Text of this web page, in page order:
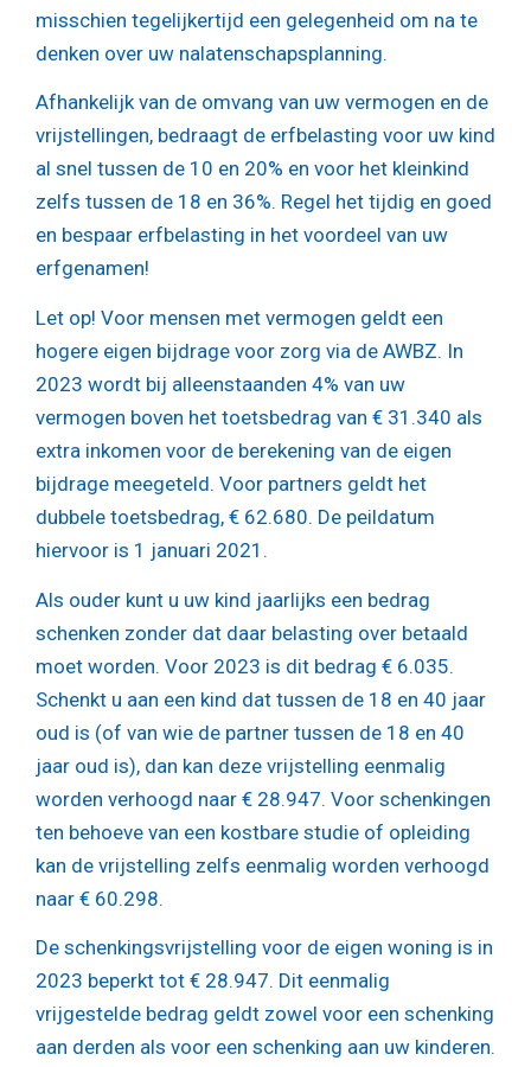
misschien tegelijkertijd een gelegenheid om na te
denken over uw nalatenschapsplanning.
Afhankelijk van de omvang van uw vermogen en de
vrijstellingen, bedraagt de erfbelasting voor uw kind
al snel tussen de 10 en 20% en voor het kleinkind
zelfs tussen de 18 en 36%. Regel het tijdig en goed
en bespaar erfbelasting in het voordeel van uw
erfgenamen!
Let op! Voor mensen met vermogen geldt een
hogere eigen bijdrage voor zorg via de AWBZ. In
2023 wordt bij alleenstaanden 4% van uw
vermogen boven het toetsbedrag van € 31.340 als
extra inkomen voor de berekening van de eigen
bijdrage meegeteld. Voor partners geldt het
dubbele toetsbedrag, € 62.680. De peildatum
hiervoor is 1 januari 2021.
Als ouder kunt u uw kind jaarlijks een bedrag
schenken zonder dat daar belasting over betaald
moet worden. Voor 2023 is dit bedrag € 6.035.
Schenkt u aan een kind dat tussen de 18 en 40 jaar
oud is (of van wie de partner tussen de 18 en 40
jaar oud is), dan kan deze vrijstelling eenmalig
worden verhoogd naar € 28.947. Voor schenkingen
ten behoeve van een kostbare studie of opleiding
kan de vrijstelling zelfs eenmalig worden verhoogd
naar € 60.298.
De schenkingsvrijstelling voor de eigen woning is in
2023 beperkt tot € 28.947. Dit eenmalig
vrijgestelde bedrag geldt zowel voor een schenking
aan derden als voor een schenking aan uw kinderen.